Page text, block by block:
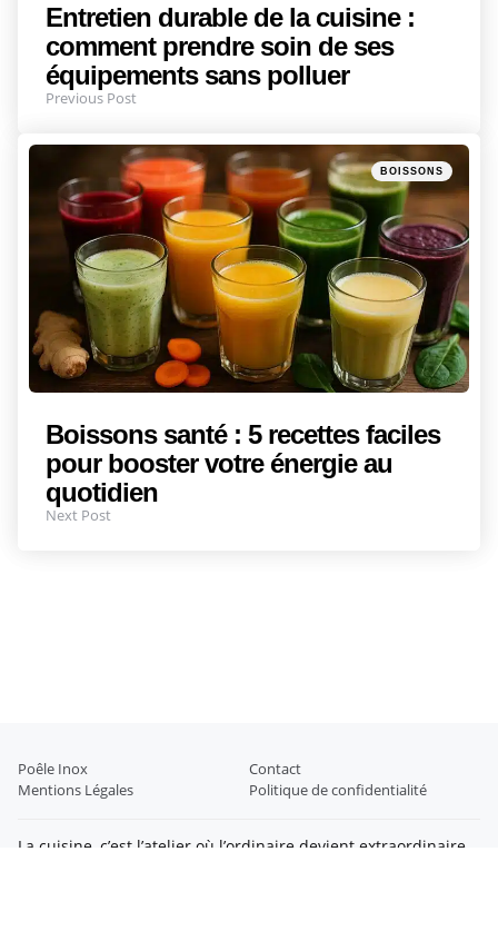
Entretien durable de la cuisine :
comment prendre soin de ses
équipements sans polluer
Previous Post
Posted
in
BOISSONS
Boissons santé : 5 recettes faciles
pour booster votre énergie au
quotidien
Next Post
Poêle Inox
Contact
Mentions Légales
Politique de confidentialité
La cuisine, c’est l’atelier où l’ordinaire devient extraordinaire,